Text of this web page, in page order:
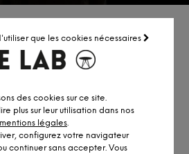
que les cookies nécessaires
des cookies sur ce site.
plus sur leur utilisation dans nos
mentions légales.
configurez votre navigateur
continuer sans accepter. Vous